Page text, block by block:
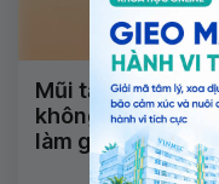
Mũi tấy lên khi
không chắc
làm gì?